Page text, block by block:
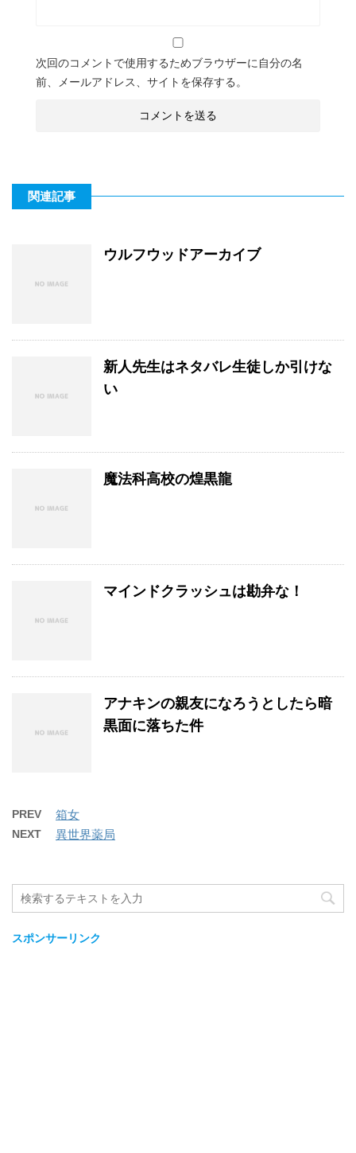
次回のコメントで使用するためブラウザーに自分の名
前、メールアドレス、サイトを保存する。
関連記事
ウルフウッドアーカイブ
新人先生はネタバレ生徒しか引けな
い
魔法科高校の煌黒龍
マインドクラッシュは勘弁な！
アナキンの親友になろうとしたら暗
黒面に落ちた件
PREV 箱女
NEXT 異世界薬局
スポンサーリンク